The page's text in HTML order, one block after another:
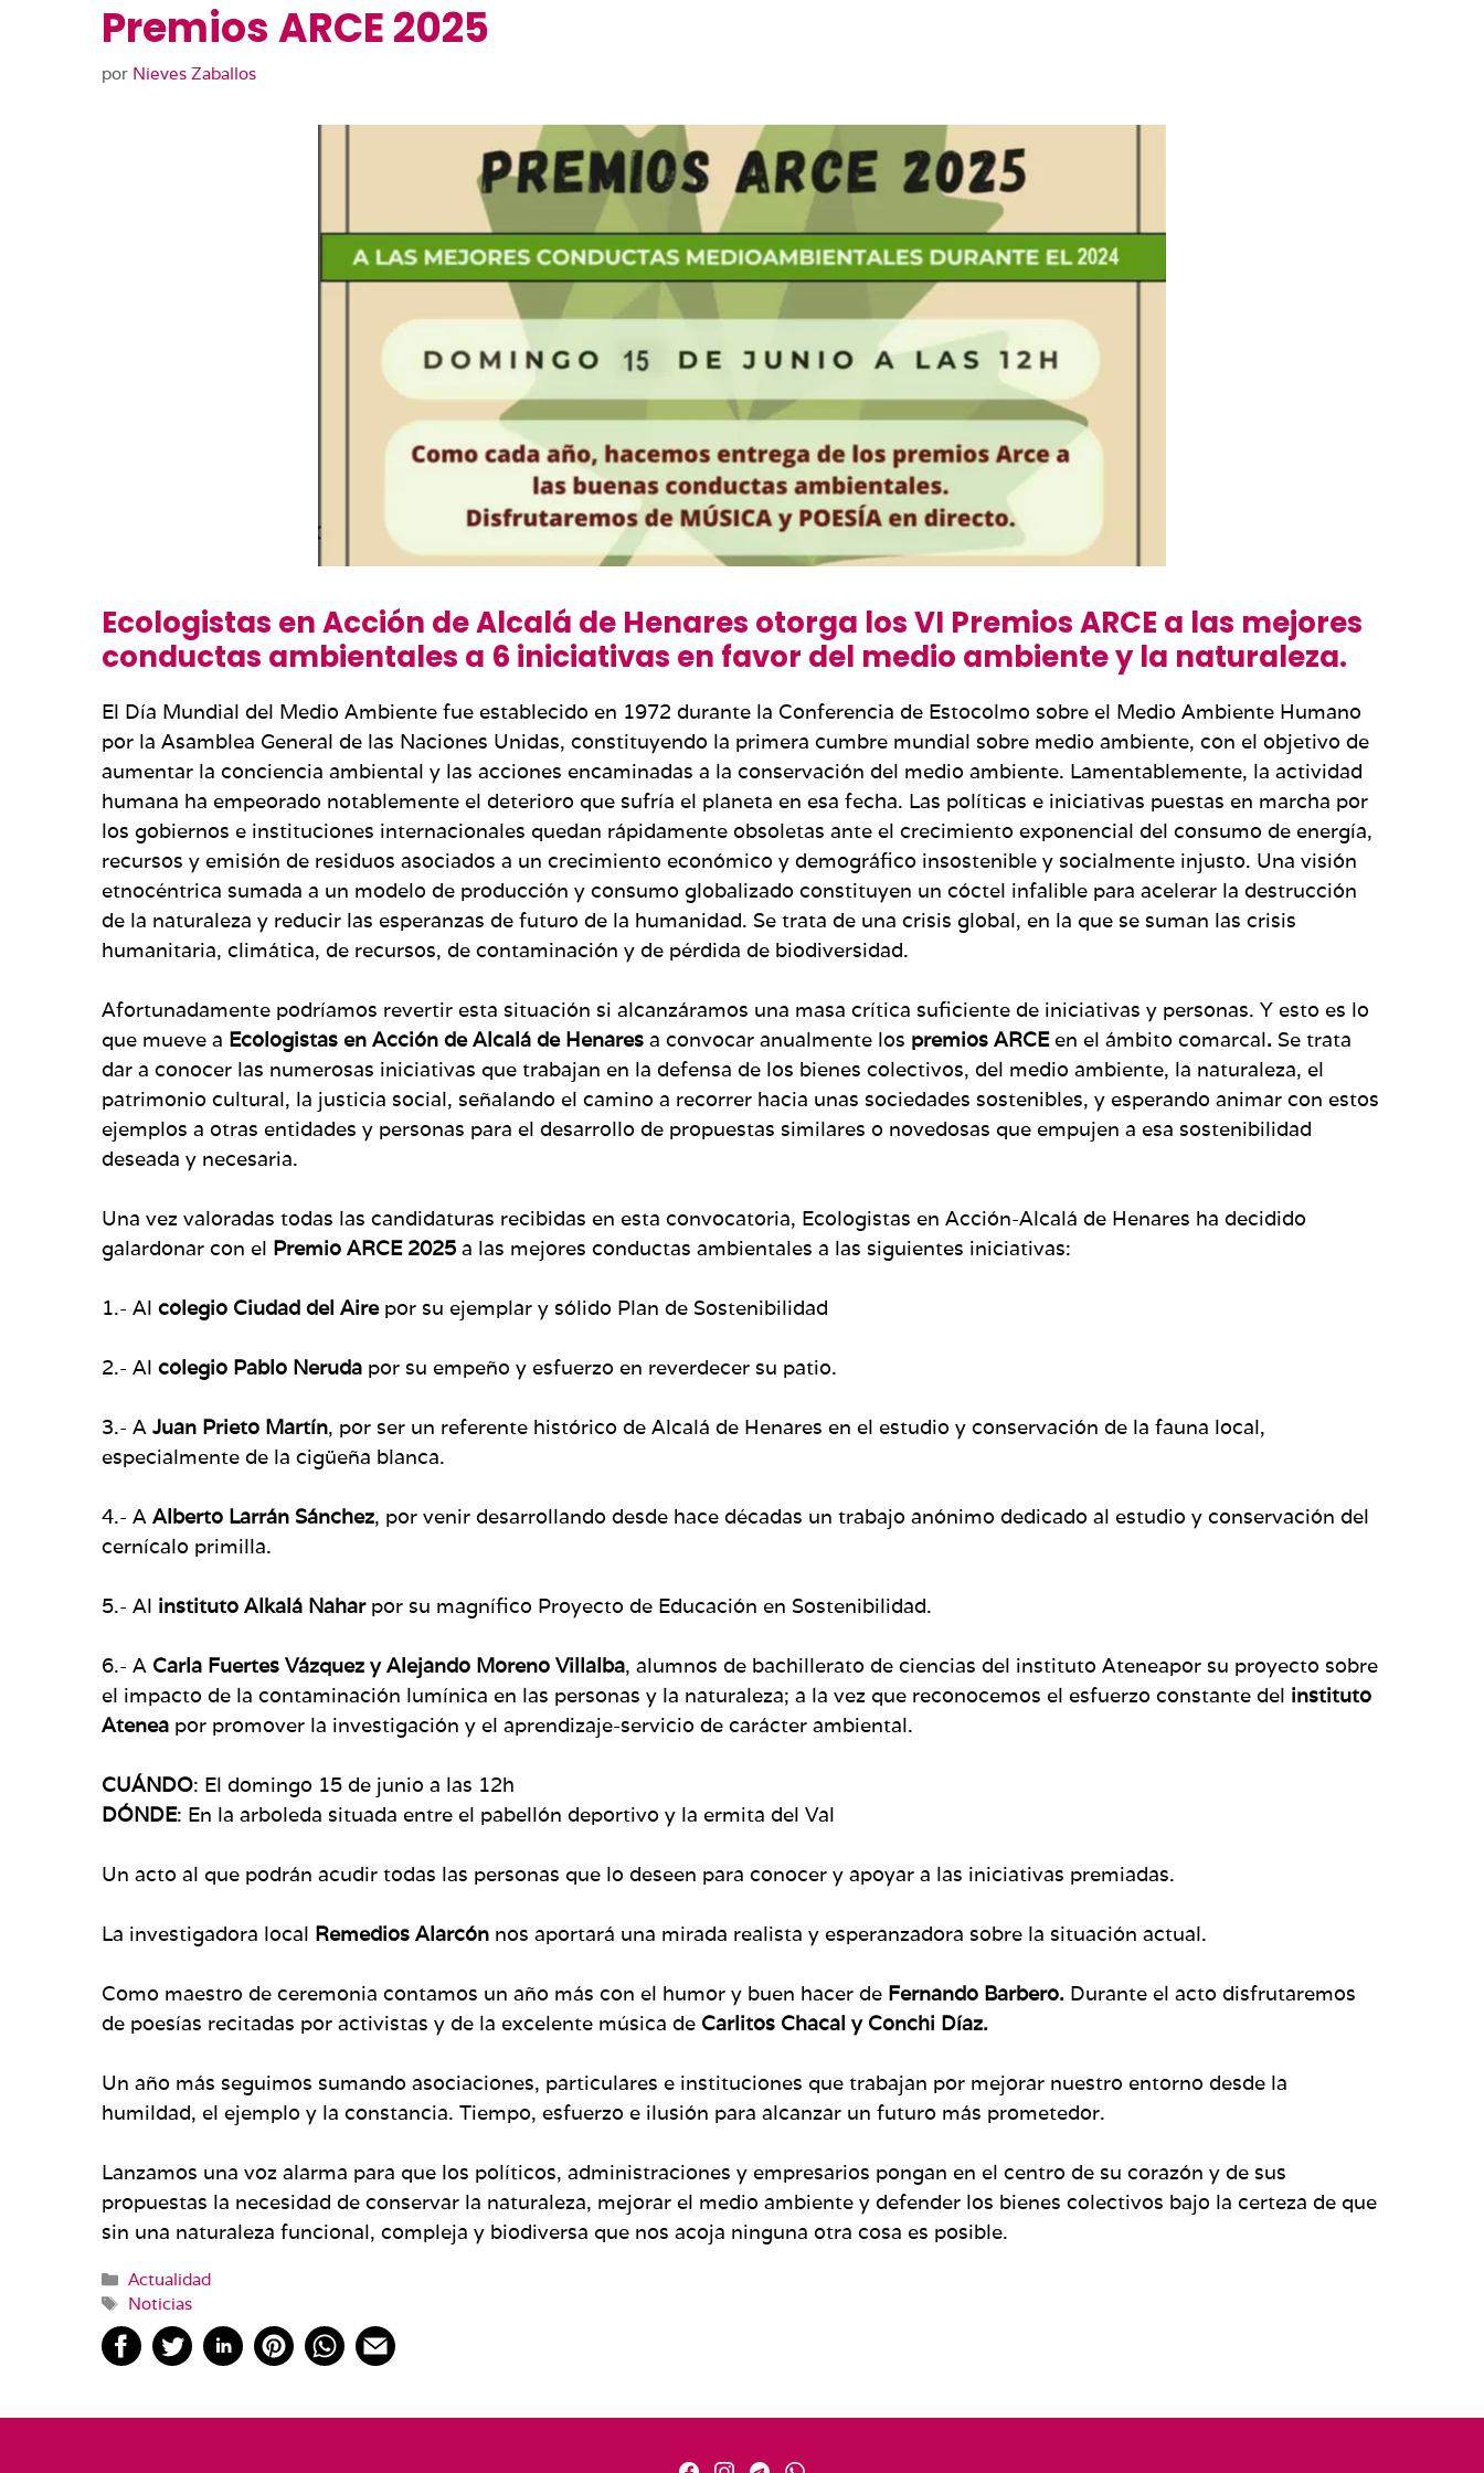
Premios ARCE 2025
por Nieves Zaballos
Ecologistas en Acción de Alcalá de Henares otorga los VI Premios ARCE a las mejores
conductas ambientales a 6 iniciativas en favor del medio ambiente y la naturaleza.
El Día Mundial del Medio Ambiente fue establecido en 1972 durante la Conferencia de Estocolmo sobre el Medio Ambiente Humano
por la Asamblea General de las Naciones Unidas, constituyendo la primera cumbre mundial sobre medio ambiente, con el objetivo de
aumentar la conciencia ambiental y las acciones encaminadas a la conservación del medio ambiente. Lamentablemente, la actividad
humana ha empeorado notablemente el deterioro que sufría el planeta en esa fecha. Las políticas e iniciativas puestas en marcha por
los gobiernos e instituciones internacionales quedan rápidamente obsoletas ante el crecimiento exponencial del consumo de energía,
recursos y emisión de residuos asociados a un crecimiento económico y demográfico insostenible y socialmente injusto. Una visión
etnocéntrica sumada a un modelo de producción y consumo globalizado constituyen un cóctel infalible para acelerar la destrucción
de la naturaleza y reducir las esperanzas de futuro de la humanidad. Se trata de una crisis global, en la que se suman las crisis
humanitaria, climática, de recursos, de contaminación y de pérdida de biodiversidad.
Afortunadamente podríamos revertir esta situación si alcanzáramos una masa crítica suficiente de iniciativas y personas. Y esto es lo
que mueve a Ecologistas en Acción de Alcalá de Henares a convocar anualmente los premios ARCEen el ámbito comarcal. Se trata
dar a conocer las numerosas iniciativas que trabajan en la defensa de los bienes colectivos, del medio ambiente, la naturaleza, el
patrimonio cultural, la justicia social, señalando el camino a recorrer hacia unas sociedades sostenibles, y esperando animar con estos
ejemplos a otras entidades y personas para el desarrollo de propuestas similares o novedosas que empujen a esa sostenibilidad
deseada y necesaria.
Una vez valoradas todas las candidaturas recibidas en esta convocatoria, Ecologistas en Acción-Alcalá de Henares ha decidido
galardonar con el Premio ARCE 2025 a las mejores conductas ambientales a las siguientes iniciativas:
1.- Al colegio Ciudad del Airepor su ejemplar y sólido Plan de Sostenibilidad
2.- Al colegio Pablo Neruda por su empeño y esfuerzo en reverdecer su patio.
3.- A Juan Prieto Martín, por ser un referente histórico de Alcalá de Henares en el estudio y conservación de la fauna local,
especialmente de la cigüeña blanca.
4.- A Alberto Larrán Sánchez, por venir desarrollando desde hace décadas un trabajo anónimo dedicado al estudio y conservación del
cernícalo primilla.
5.- Al instituto Alkalá Naharpor su magnífico Proyecto de Educación en Sostenibilidad.
6.- A Carla Fuertes Vázquez y Alejando Moreno Villalba, alumnos de bachillerato de ciencias del instituto Ateneapor su proyecto sobre
el impacto de la contaminación lumínica en las personas y la naturaleza; a la vez que reconocemos el esfuerzo constante del instituto
Atenea por promover la investigación y el aprendizaje-servicio de carácter ambiental.
CUÁNDO: El domingo 15 de junio a las 12h
DÓNDE: En la arboleda situada entre el pabellón deportivo y la ermita del Val
Un acto al que podrán acudir todas las personas que lo deseen para conocer y apoyar a las iniciativas premiadas.
La investigadora local Remedios Alarcón nos aportará una mirada realista y esperanzadora sobre la situación actual.
Como maestro de ceremonia contamos un año más con el humor y buen hacer de Fernando Barbero. Durante el acto disfrutaremos
de poesías recitadas por activistas y de la excelente música de Carlitos Chacal y Conchi Díaz.
Un año más seguimos sumando asociaciones, particulares e instituciones que trabajan por mejorar nuestro entorno desde la
humildad, el ejemplo y la constancia. Tiempo, esfuerzo e ilusión para alcanzar un futuro más prometedor.
Lanzamos una voz alarma para que los políticos, administraciones y empresarios pongan en el centro de su corazón y de sus
propuestas la necesidad de conservar la naturaleza, mejorar el medio ambiente y defender los bienes colectivos bajo la certeza de que
sin una naturaleza funcional, compleja y biodiversa que nos acoja ninguna otra cosa es posible.
Categorías
Actualidad
Etiquetas
Noticias